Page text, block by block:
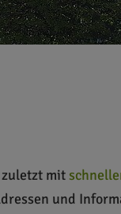
mit
und